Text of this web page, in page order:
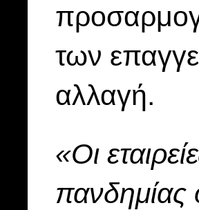
των
αλλαγή.
«Οι
πανδημίας